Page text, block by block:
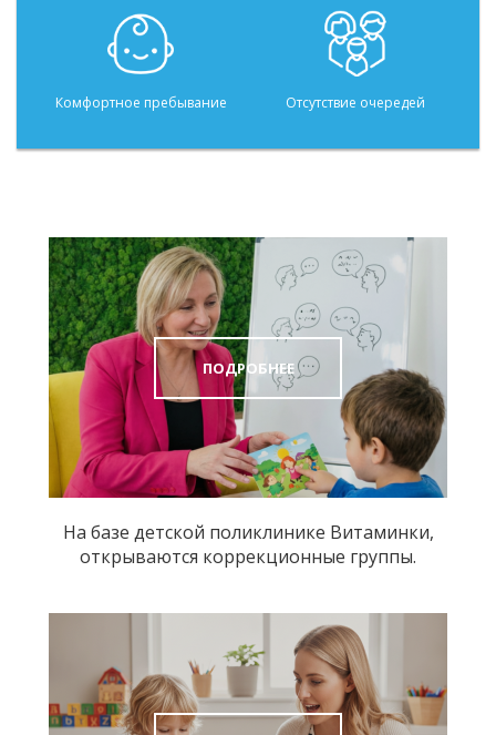
Комфортное пребывание Отсутствие очередей
ПОДРОБНЕЕ
На базе детской поликлинике Витаминки,
открываются коррекционные группы.